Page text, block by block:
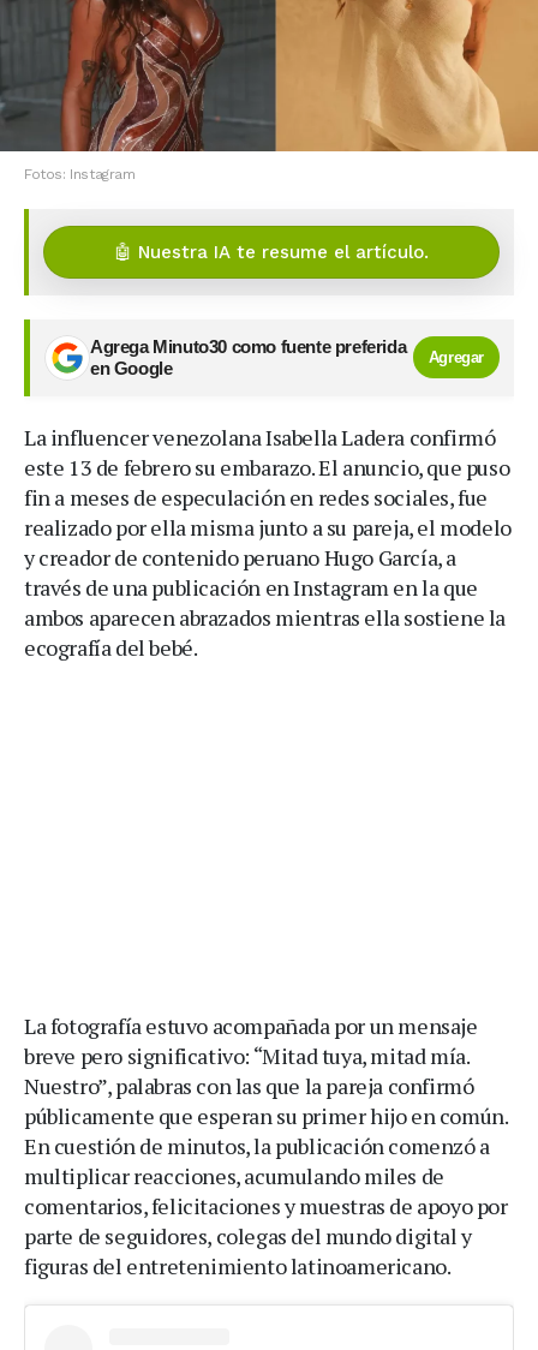
Fotos: Instagram
🤖 Nuestra IA te resume el artículo.
Agrega Minuto30 como fuente preferida
en Google
Agregar
La influencer venezolana Isabella Ladera confirmó
este 13 de febrero su embarazo. El anuncio, que puso
fin a meses de especulación en redes sociales, fue
realizado por ella misma junto a su pareja, el modelo
y creador de contenido peruano Hugo García, a
través de una publicación en Instagram en la que
ambos aparecen abrazados mientras ella sostiene la
ecografía del bebé.
La fotografía estuvo acompañada por un mensaje
breve pero significativo: “Mitad tuya, mitad mía.
Nuestro”, palabras con las que la pareja confirmó
públicamente que esperan su primer hijo en común.
En cuestión de minutos, la publicación comenzó a
multiplicar reacciones, acumulando miles de
comentarios, felicitaciones y muestras de apoyo por
parte de seguidores, colegas del mundo digital y
figuras del entretenimiento latinoamericano.